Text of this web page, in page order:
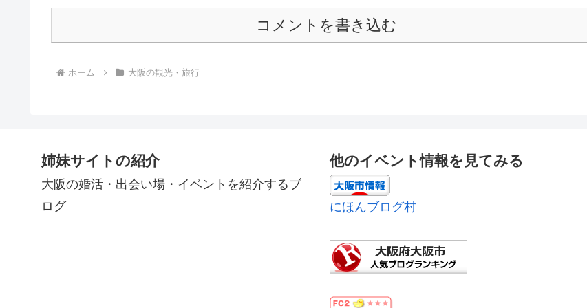
コメントを書き込む
ホーム 大阪の観光・旅行
姉妹サイトの紹介
大阪の婚活・出会い場・イベントを紹介するブ
ログ
他のイベント情報を見てみる
にほんブログ村